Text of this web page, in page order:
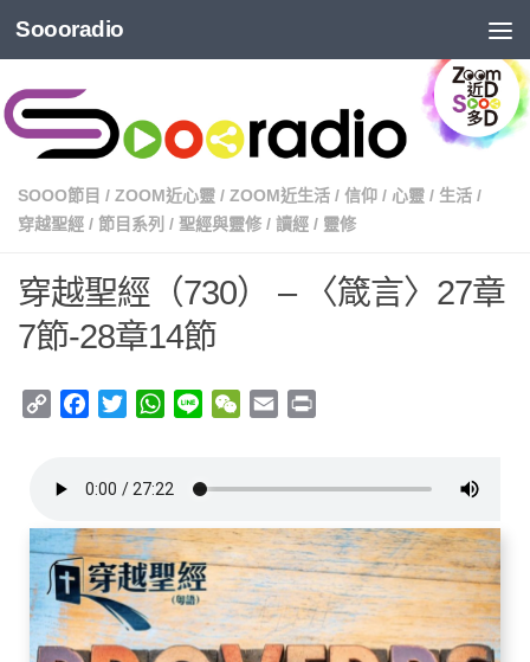
Soooradio
SOOO節目 / ZOOM近心靈 / ZOOM近生活 / 信仰 / 心靈 / 生活 /
穿越聖經 / 節目系列 / 聖經與靈修 / 讀經 / 靈修
穿越聖經（730） – 〈箴言〉27章
7節-28章14節
Copy
Facebook
TwitterWhatsApp
Line WeChat
Email